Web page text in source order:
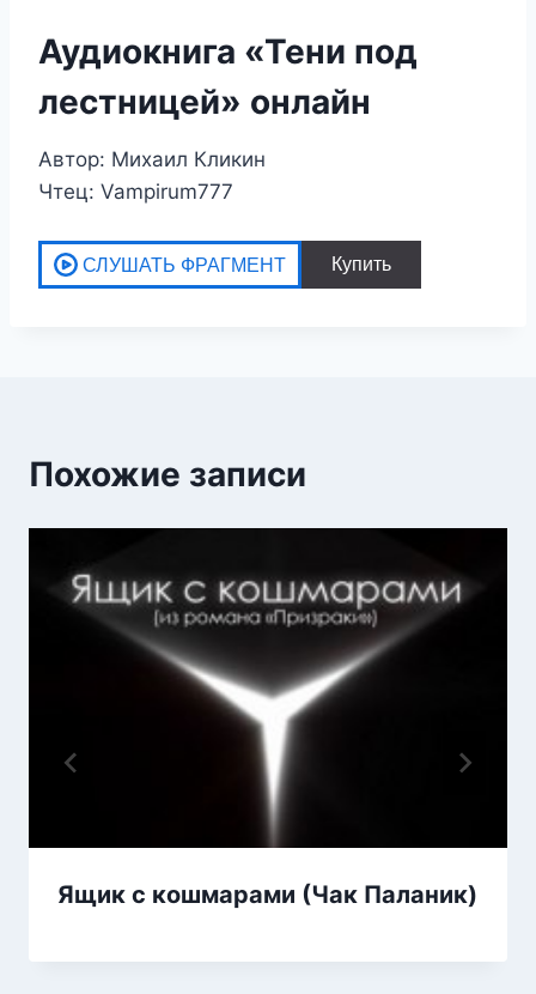
Аудиокнига «Тени под
лестницей» онлайн
Автор: Михаил Кликин
Чтец: Vampirum777
Похожие записи
Ящик с кошмарами (Чак Паланик)